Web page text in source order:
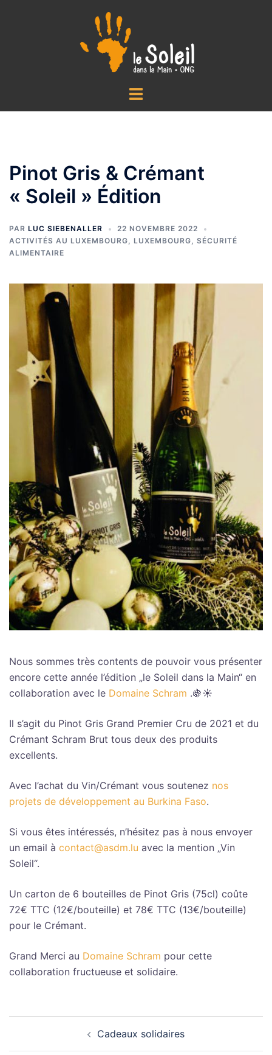
Ouvrir/fermer
Pinot Gris & Crémant
« Soleil » Édition
PAR LUC SIEBENALLER
22 NOVEMBRE 2022
ACTIVITÉS AU LUXEMBOURG, LUXEMBOURG, SÉCURITÉ
ALIMENTAIRE
Nous sommes très contents de pouvoir vous présenter
encore cette année l’édition „le Soleil dans la Main“ en
collaboration avec le Domaine Schram .🍇☀️
Il s’agit du Pinot Gris Grand Premier Cru de 2021 et du
Crémant Schram Brut tous deux des produits
excellents.
Avec l’achat du Vin/Crémant vous soutenez nos
projets de développement au Burkina Faso.
Si vous êtes intéressés, n’hésitez pas à nous envoyer
un email à contact@asdm.lu avec la mention „Vin
Soleil“.
Un carton de 6 bouteilles de Pinot Gris (75cl) coûte
72€ TTC (12€/bouteille) et 78€ TTC (13€/bouteille)
pour le Crémant.
Grand Merci au Domaine Schram pour cette
collaboration fructueuse et solidaire.
Cadeaux solidaires